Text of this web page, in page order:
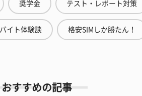
奨学金 テスト・レポート対策
バイト体験談 格安SIMしか勝たん！
おすすめの記事